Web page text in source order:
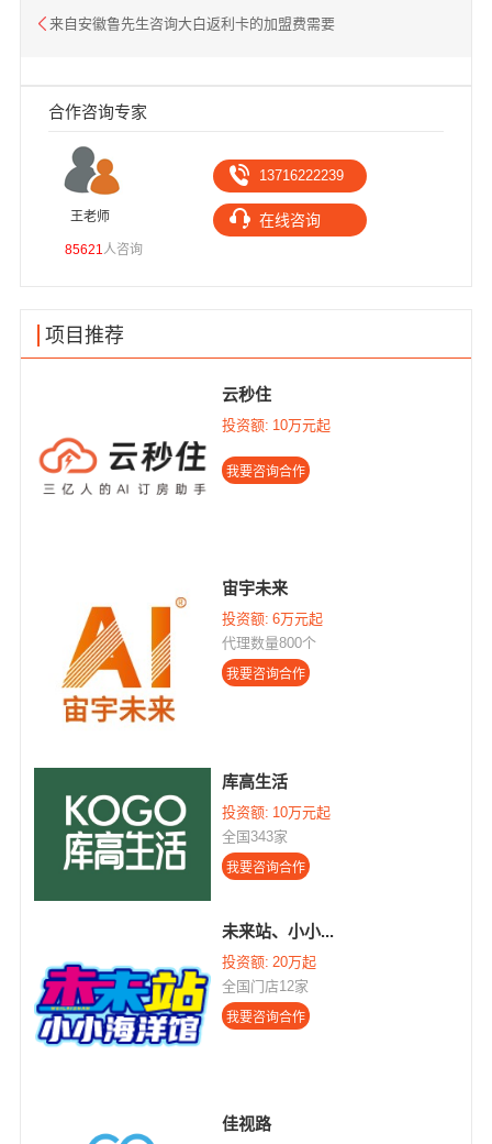
来自安徽鲁先生咨询大白返利卡的加盟费需要
合作咨询专家
王老师
13716222239
在线咨询
85621人咨询
项目推荐
云秒住
投资额: 10万元起
宙宇未来
投资额: 6万元起
代理数量800个
库高生活
投资额: 10万元起
全国343家
未来站、小小...
投资额: 20万起
全国门店12家
佳视路